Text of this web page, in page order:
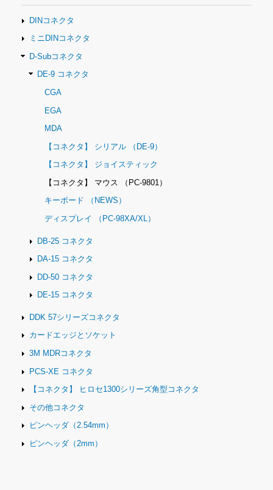
ョ
ンDINコネクタ
ミニDINコネクタ
D-Subコネクタ
DE-9 コネクタ
CGA
EGA
MDA
【コネクタ】 シリアル （DE-9）
【コネクタ】 ジョイスティック
【コネクタ】 マウス （PC-9801）
キーボード （NEWS）
ディスプレイ （PC-98XA/XL）
DB-25 コネクタ
DA-15 コネクタ
DD-50 コネクタ
DE-15 コネクタ
DDK 57シリーズコネクタ
カードエッジとソケット
3M MDRコネクタ
PCS-XE コネクタ
【コネクタ】 ヒロセ1300シリーズ角型コネクタ
その他コネクタ
ピンヘッダ（2.54mm）
ピンヘッダ（2mm）